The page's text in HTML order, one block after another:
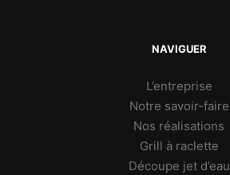
NAVIGUER
L’entreprise
Notre savoir-faire
Nos réalisations
Grill à raclette
Découpe jet d’eau